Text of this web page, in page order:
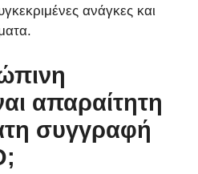
ανάγκες και
απαραίτητη
συγγραφή